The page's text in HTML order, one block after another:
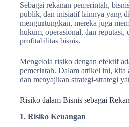
Sebagai rekanan pemerintah,
publik, dan inisiatif lainnya yang
menguntungkan, mereka juga
hukum, operasional, dan
profitabilitas bisnis.
Mengelola risiko dengan efektif
pemerintah. Dalam artikel ini, kita
dan menyajikan strategi-strategi
Risiko dalam Bisnis sebagai
1. Risiko Keuangan